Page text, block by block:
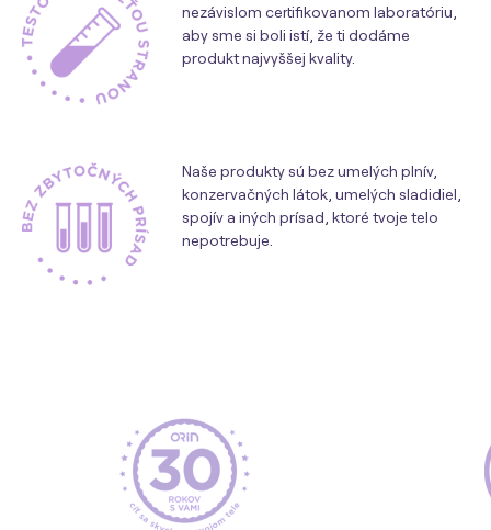
nezávislom certifikovanom laboratóriu,
aby sme si boli istí, že ti dodáme
produkt najvyššej kvality.
Naše produkty sú bez umelých plnív,
konzervačných látok, umelých sladidiel,
spojív a iných prísad, ktoré tvoje telo
nepotrebuje.